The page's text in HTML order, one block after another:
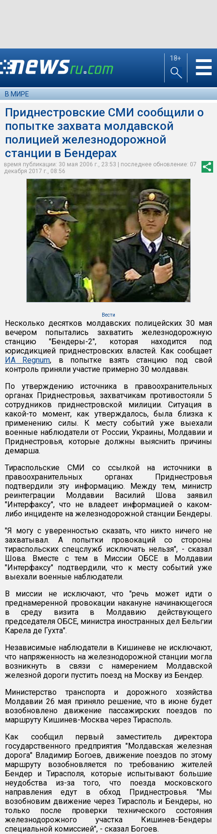
18+ ☰
В МИРЕ
Приднестровские СМИ сообщили о
попытке захвата молдавской
полицией железнодорожной
станции в Бендерах
время публикации: 30 мая 2006 г., 23:53 | последнее обновление: 07
декабря 2017 г., 08:56
Вести
Несколько десятков молдавских полицейских 30 мая
вечером попытались захватить железнодорожную
станцию "Бендеры-2", которая находится под
юрисдикцией приднестровских властей. Как сообщает
ИА Regnum, в попытке взять станцию под свой
контроль приняли участие примерно 30 молдаван.
По утверждению источника в правоохранительных
органах Приднестровья, захватчикам противостояли 5
сотрудников приднестровской милиции. Ситуация в
какой-то момент, как утверждалось, была близка к
применению силы. К месту событий уже выехали
военные наблюдатели от России, Украины, Молдавии и
Приднестровья, которые должны выяснить причины
демарша.
Тираспольские СМИ со ссылкой на источники в
правоохранительных органах Приднестровья
подтвердили эту информацию. Между тем, министр
реинтеграции Молдавии Василий Шова заявил
"Интерфаксу", что не владеет информацией о каком-
либо инциденте на железнодорожной станции Бендеры.
"Я могу с уверенностью сказать, что никто ничего не
захватывал. А попытки провокаций со стороны
тираспольских спецслужб исключать нельзя", - сказал
Шова. Вместе с тем в Миссии ОБСЕ в Молдавии
"Интерфаксу" подтвердили, что к месту событий уже
выехали военные наблюдатели.
В миссии не исключают, что "речь может идти о
преднамеренной провокации накануне начинающегося
в среду визита в Молдавию действующего
председателя ОБСЕ, министра иностранных дел Бельгии
Карела де Гухта".
Независимые наблюдатели в Кишиневе не исключают,
что напряженность на железнодорожной станции могла
возникнуть в связи с намерением Молдавской
железной дороги пустить поезд на Москву из Бендер.
Министерство транспорта и дорожного хозяйства
Молдавии 26 мая приняло решение, что в июне будет
возобновлено движение пассажирских поездов по
маршруту Кишинев-Москва через Тирасполь.
Как сообщил первый заместитель директора
государственного предприятия "Молдавская железная
дорога" Владимир Богоев, движение поездов по этому
маршруту возобновляется по требованию жителей
Бендер и Тирасполя, которые испытывают большие
неудобства из-за того, что поезда московского
направления едут в обход Приднестровья. "Мы
возобновим движение через Тирасполь и Бендеры, но
только после проверки технического состояния
железнодорожного участка Кишинев-Бендеры
специальной комиссией", - сказал Богоев.